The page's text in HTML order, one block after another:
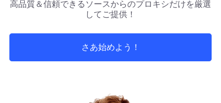
高品質＆信頼できるソースからのプロキシだけを厳選
してご提供！
さあ始めよう！